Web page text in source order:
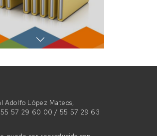
Adolfo López Mateos,
55 57 29 60 00 / 55 57 29 63